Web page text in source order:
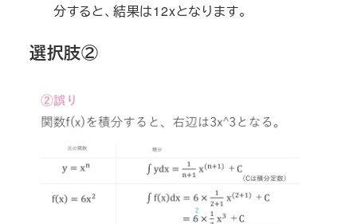
分すると、結果は12xとなります。
選択肢②